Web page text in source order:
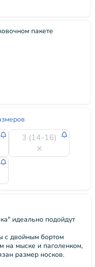
пакете
3 (14-16)
идеально подойдут
с двойным бортом
на мыске и паголенком,
размер носков.